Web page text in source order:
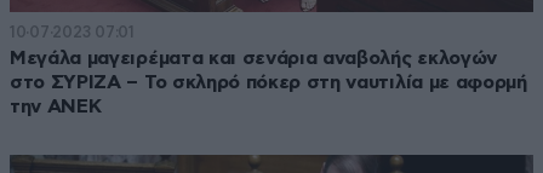
10·07·2023 07:01
Μεγάλα μαγειρέματα και σενάρια αναβολής εκλογών
στο ΣΥΡΙΖΑ – Το σκληρό πόκερ στη ναυτιλία με αφορμή
την ΑΝΕΚ